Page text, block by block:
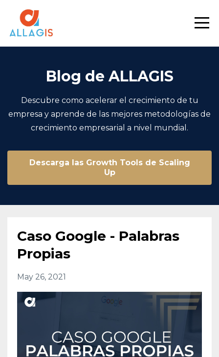
Blog de ALLAGIS
Descubre como acelerar el crecimiento de tu
empresa y aprende de las mejores metodologías de
crecimiento empresarial a nivel mundial.
Descarga las Growth Tools de Scaling
Up
Caso Google - Palabras
Propias
May 26, 2021